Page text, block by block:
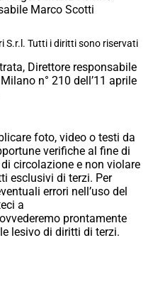
Marco Scotti
S.r.l. Tutti i diritti sono riservati
Direttore responsabile
n° 210 dell’11 aprile
foto, video o testi da
verifiche al fine di
circolazione e non violare
esclusivi di terzi. Per
errori nell’uso del
a
prontamente
lesivo di diritti di terzi.